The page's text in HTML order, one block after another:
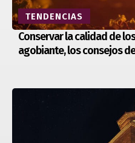
TENDENCIAS
Conservar la calidad de
agobiante, los consejos